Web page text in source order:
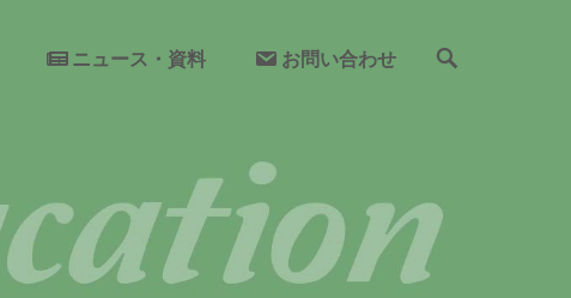
ニュース・資料 お問い合わせ